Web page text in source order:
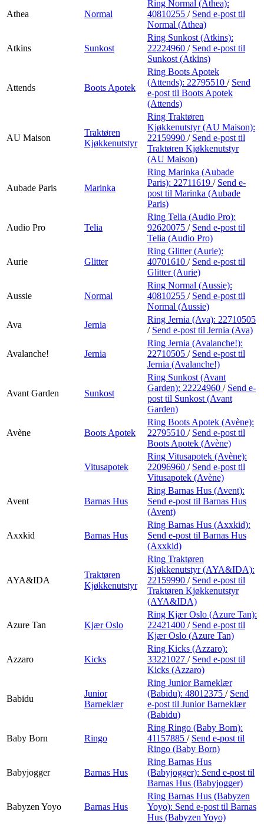
Athea Normal
Ring Normal (Athea):
40810255 / Send e-post til
Normal (Athea)
Atkins Sunkost
Ring Sunkost (Atkins):
22224960 / Send e-post til
Sunkost (Atkins)
Attends Boots Apotek
Ring Boots Apotek
(Attends): 22795510 / Send
e-post til Boots Apotek
(Attends)
AU Maison
Traktøren
Kjøkkenutstyr
Ring Traktøren
Kjøkkenutstyr (AU Maison):
22159990 / Send e-post til
Traktøren Kjøkkenutstyr
(AU Maison)
Aubade Paris Marinka
Ring Marinka (Aubade
Paris): 22711619 / Send e-
post til Marinka (Aubade
Paris)
Audio Pro Telia
Ring Telia (Audio Pro):
92620075 / Send e-post til
Telia (Audio Pro)
Aurie Glitter
Ring Glitter (Aurie):
40701610 / Send e-post til
Glitter (Aurie)
Aussie Normal
Ring Normal (Aussie):
40810255 / Send e-post til
Normal (Aussie)
Ava
Jernia
Ring Jernia (Ava): 22710505
/ Send e-post til Jernia (Ava)
Avalanche! Jernia
Ring Jernia (Avalanche!):
22710505 / Send e-post til
Jernia (Avalanche!)
Avant Garden Sunkost
Ring Sunkost (Avant
Garden): 22224960 / Send e-
post til Sunkost (Avant
Garden)
Avène Boots Apotek
Ring Boots Apotek (Avène):
22795510 / Send e-post til
Boots Apotek (Avène)
Vitusapotek
Ring Vitusapotek (Avène):
22096960 / Send e-post til
Vitusapotek (Avène)
Avent Barnas Hus
Ring Barnas Hus (Avent):
Send e-post til Barnas Hus
(Avent)
Axxkid Barnas Hus
Ring Barnas Hus (Axxkid):
Send e-post til Barnas Hus
(Axxkid)
AYA&IDA
Traktøren
Kjøkkenutstyr
Ring Traktøren
Kjøkkenutstyr (AYA&IDA):
22159990 / Send e-post til
Traktøren Kjøkkenutstyr
(AYA&IDA)
Azure Tan Kjær Oslo
Ring Kjær Oslo (Azure Tan):
22421400 / Send e-post til
Kjær Oslo (Azure Tan)
Azzaro Kicks
Ring Kicks (Azzaro):
33221027 / Send e-post til
Kicks (Azzaro)
Babidu
Junior
Barneklær
Ring Junior Barneklær
(Babidu): 48012375 / Send
e-post til Junior Barneklær
(Babidu)
Baby Born Ringo
Ring Ringo (Baby Born):
41157885 / Send e-post til
Ringo (Baby Born)
Babyjogger Barnas Hus
Ring Barnas Hus
(Babyjogger): Send e-post til
Barnas Hus (Babyjogger)
Babyzen Yoyo Barnas Hus
Ring Barnas Hus (Babyzen
Yoyo): Send e-post til Barnas
Hus (Babyzen Yoyo)